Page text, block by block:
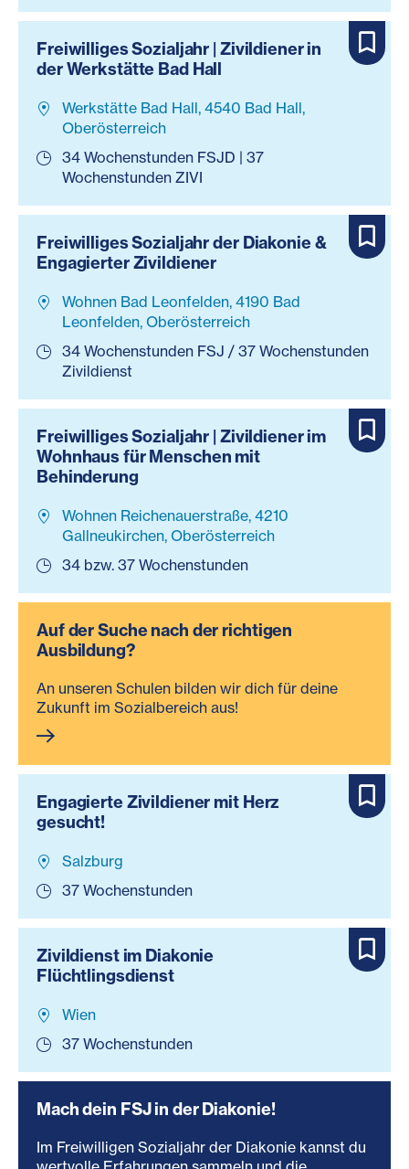
Freiwilliges Sozialjahr | Zivildiener in
der Werkstätte Bad Hall
Werkstätte Bad Hall, 4540 Bad Hall,
Oberösterreich
34 Wochenstunden FSJD | 37
Wochenstunden ZIVI
Freiwilliges Sozialjahr der Diakonie &
Engagierter Zivildiener
Wohnen Bad Leonfelden, 4190 Bad
Leonfelden, Oberösterreich
34 Wochenstunden FSJ / 37 Wochenstunden
Zivildienst
Freiwilliges Sozialjahr | Zivildiener im
Wohnhaus für Menschen mit
Behinderung
Wohnen Reichenauerstraße, 4210
Gallneukirchen, Oberösterreich
34 bzw. 37 Wochenstunden
Auf der Suche nach der richtigen
Ausbildung?
An unseren Schulen bilden wir dich für deine
Zukunft im Sozialbereich aus!
Engagierte Zivildiener mit Herz
gesucht!
Salzburg
37 Wochenstunden
Zivildienst im Diakonie
Flüchtlingsdienst
Wien
37 Wochenstunden
Mach dein FSJ in der Diakonie!
Im Freiwilligen Sozialjahr der Diakonie kannst du